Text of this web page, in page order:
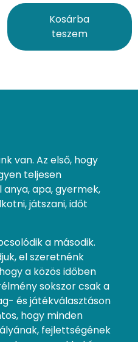
Kosárba
teszem
van. Az első, hogy
teljesen
apa, gyermek,
játszani, időt
a második.
el szeretnénk
a közös időben
sokszor csak a
és játékválasztáson
hogy minden
fejlettségének